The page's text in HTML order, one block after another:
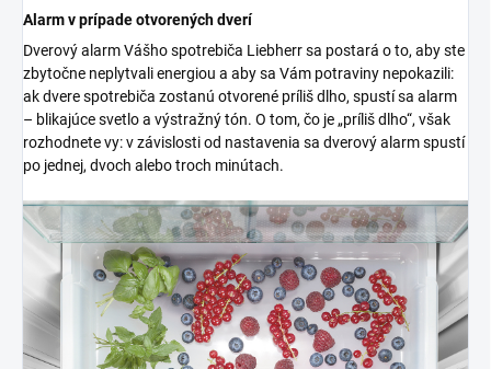
Alarm v prípade otvorených dverí
Dverový alarm Vášho spotrebiča Liebherr sa postará o to, aby ste
zbytočne neplytvali energiou a aby sa Vám potraviny nepokazili:
ak dvere spotrebiča zostanú otvorené príliš dlho, spustí sa alarm
– blikajúce svetlo a výstražný tón. O tom, čo je „príliš dlho“, však
rozhodnete vy: v závislosti od nastavenia sa dverový alarm spustí
po jednej, dvoch alebo troch minútach.